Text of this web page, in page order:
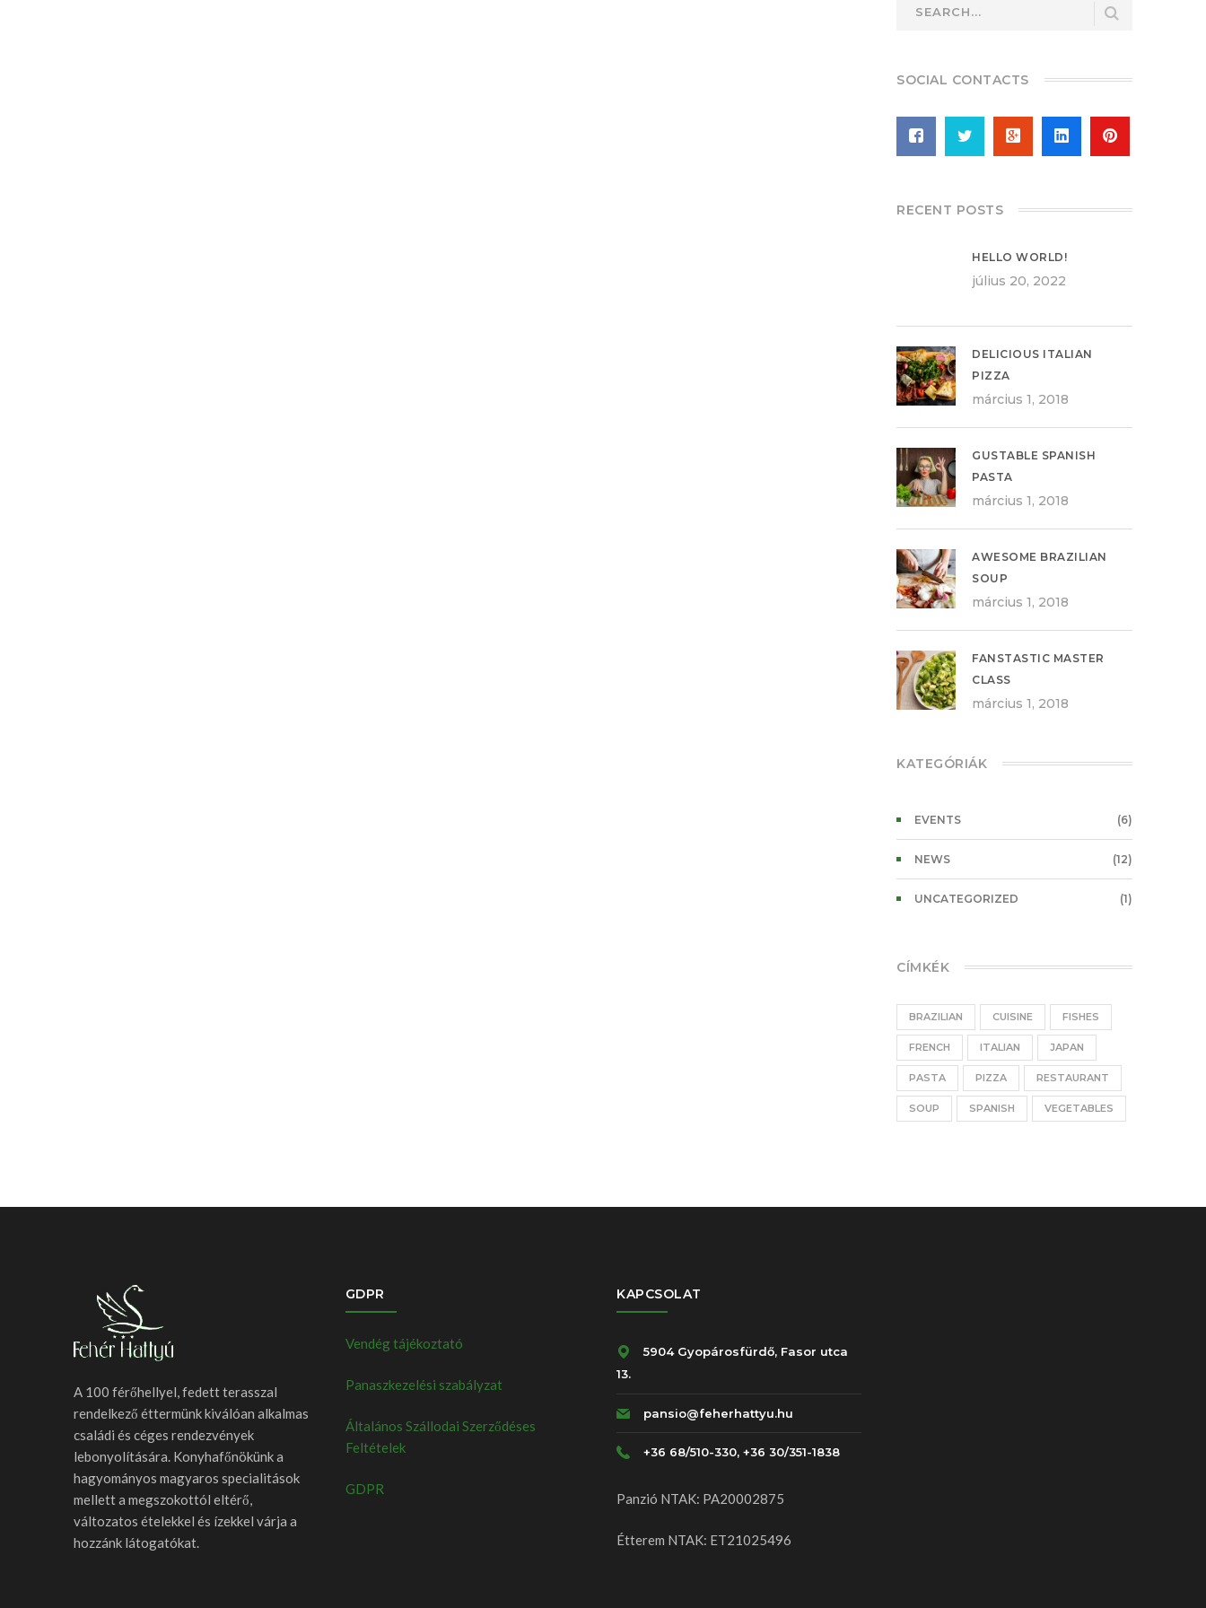
SOCIAL CONTACTS
RECENT POSTS
HELLO WORLD!
július 20, 2022
DELICIOUS ITALIAN
PIZZA
március 1, 2018
GUSTABLE SPANISH
PASTA
március 1, 2018
AWESOME BRAZILIAN
SOUP
március 1, 2018
FANSTASTIC MASTER
CLASS
március 1, 2018
KATEGÓRIÁK
EVENTS (6)
NEWS (12)
UNCATEGORIZED (1)
CÍMKÉK
BRAZILIAN CUISINE FISHES
FRENCH ITALIAN JAPAN
PASTA PIZZA RESTAURANT
SOUP SPANISH VEGETABLES
A 100 férőhellyel, fedett terasszal
rendelkező éttermünk kiválóan alkalmas
családi és céges rendezvények
lebonyolítására. Konyhafőnökünk a
hagyományos magyaros specialitások
mellett a megszokottól eltérő,
változatos ételekkel és ízekkel várja a
hozzánk látogatókat.
GDPR
Vendég tájékoztató
Panaszkezelési szabályzat
Általános Szállodai Szerződéses
Feltételek
GDPR
KAPCSOLAT
5904 Gyopárosfürdő, Fasor utca
13.
pansio@feherhattyu.hu
+36 68/510-330, +36 30/351-1838
Panzió NTAK: PA20002875
Étterem NTAK: ET21025496